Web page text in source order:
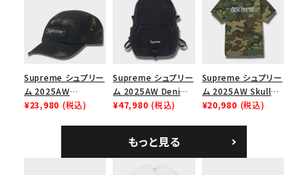
ー スニーカー ホワイ
Panel Cap ピグメン
トコーテッド 2トーン
エスロゴ 6パネルキャ
ップ ブラック
Supreme シュプリー
ム 2025AW
Overdyed Camp
¥23,980 (税込)
Supreme シュプリー
ム 2025AW Denim
Backpack デニム バ
¥47,980 (税込)
Supreme シュプリー
ム 2025AW Skull
Tee スカル Tシャ
¥20,980 (税込)
もっと見る